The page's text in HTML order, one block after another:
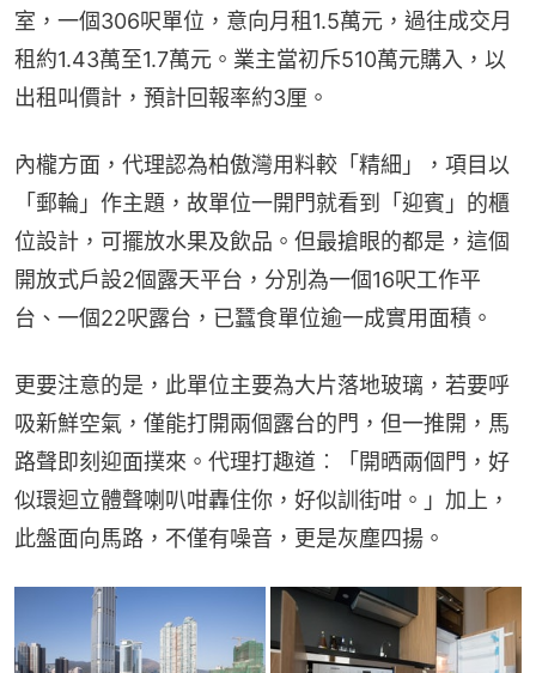
室，一個306呎單位，意向月租1.5萬元，過往成交月
租約1.43萬至1.7萬元。業主當初斥510萬元購入，以
出租叫價計，預計回報率約3厘。
內櫳方面，代理認為柏傲灣用料較「精細」，項目以
「郵輪」作主題，故單位一開門就看到「迎賓」的櫃
位設計，可擺放水果及飲品。但最搶眼的都是，這個
開放式戶設2個露天平台，分別為一個16呎工作平
台、一個22呎露台，已蠶食單位逾一成實用面積。
更要注意的是，此單位主要為大片落地玻璃，若要呼
吸新鮮空氣，僅能打開兩個露台的門，但一推開，馬
路聲即刻迎面撲來。代理打趣道︰「開晒兩個門，好
似環迴立體聲喇叭咁轟住你，好似訓街咁。」加上，
此盤面向馬路，不僅有噪音，更是灰塵四揚。